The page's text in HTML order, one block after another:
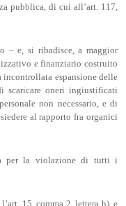
pubblica, di cui all’art. 117,
– e, si ribadisce, a maggior
e finanziario costruito
espansione delle
scaricare oneri ingiustificati
non necessario, e di
al rapporto fra organici
per la violazione di tutti i
15, comma 2, lettera h), e